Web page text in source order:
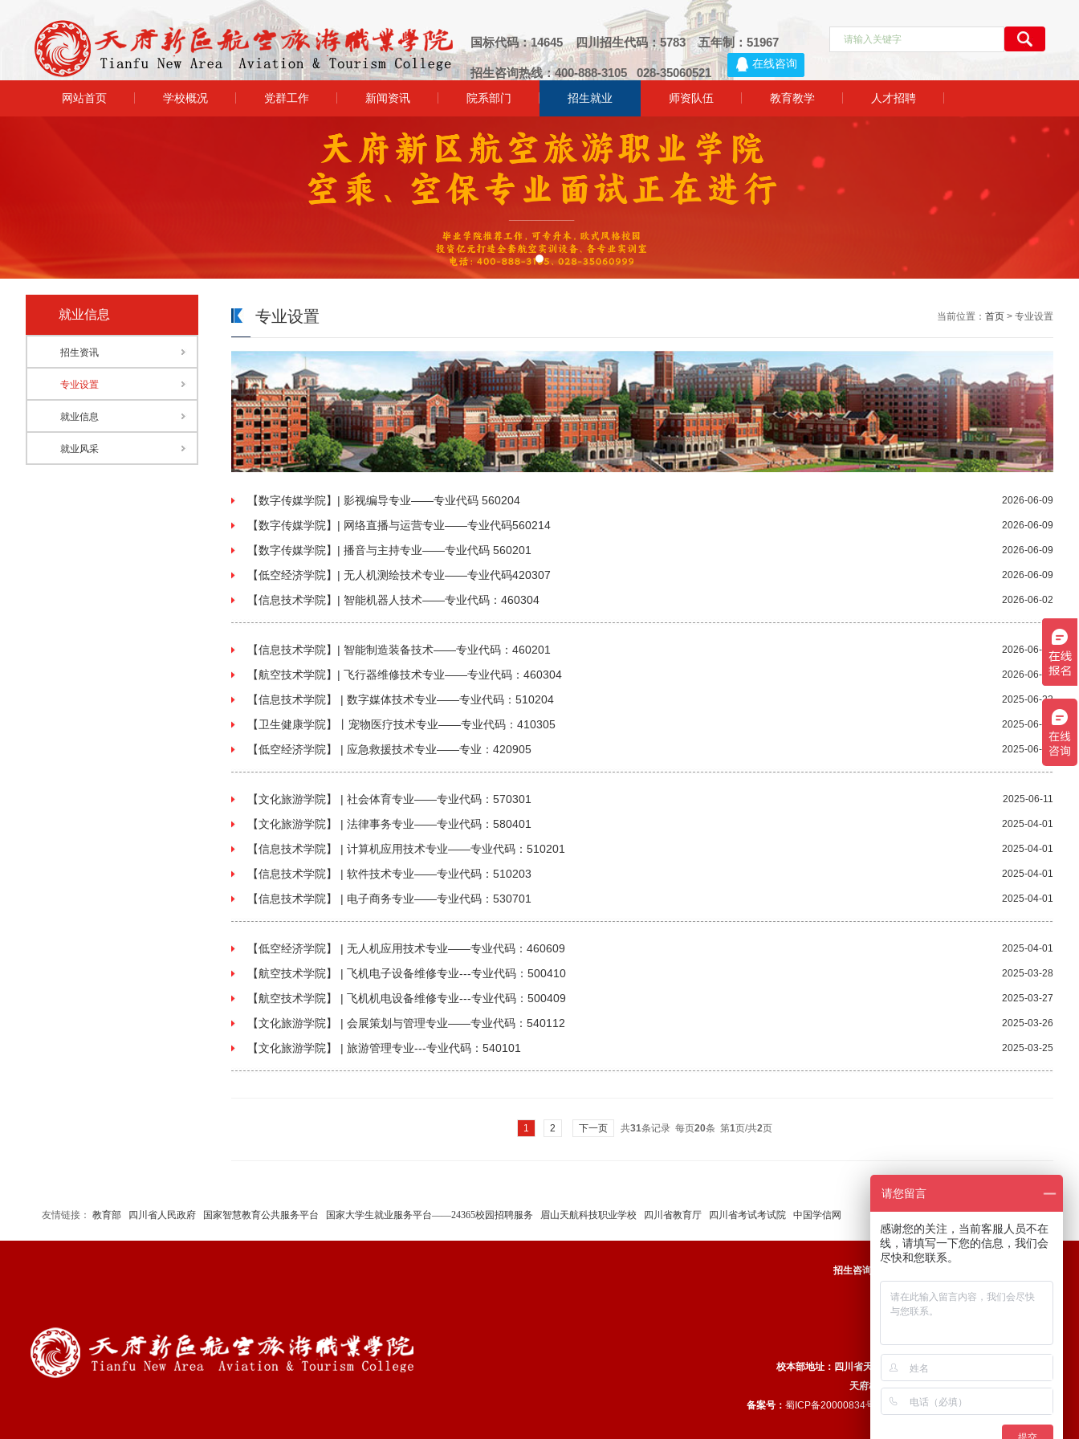
国标代码：14645 四川招生代码：5783 五年制：51967
招生咨询热线：400-888-3105 028-35060521
网站首页 学校概况 党群工作 新闻资讯 院系部门 招生就业 师资队伍 教育教学 人才招聘
就业信息
招生资讯
专业设置
就业信息
就业风采
专业设置 当前位置： 首页 > 专业设置
【数字传媒学院】| 影视编导专业——专业代码 560204 2026-06-09
【数字传媒学院】| 网络直播与运营专业——专业代码560214 2026-06-09
【数字传媒学院】| 播音与主持专业——专业代码 560201 2026-06-09
【低空经济学院】| 无人机测绘技术专业——专业代码420307 2026-06-09
【信息技术学院】| 智能机器人技术——专业代码：460304 2026-06-02
【信息技术学院】| 智能制造装备技术——专业代码：460201 2026-06-02
【航空技术学院】| 飞行器维修技术专业——专业代码：460304 2026-06-02
【信息技术学院】 | 数字媒体技术专业——专业代码：510204 2025-06-22
【卫生健康学院】丨宠物医疗技术专业——专业代码：410305 2025-06-18
【低空经济学院】 | 应急救援技术专业——专业：420905 2025-06-13
【文化旅游学院】 | 社会体育专业——专业代码：570301 2025-06-11
【文化旅游学院】 | 法律事务专业——专业代码：580401 2025-04-01
【信息技术学院】 | 计算机应用技术专业——专业代码：510201 2025-04-01
【信息技术学院】 | 软件技术专业——专业代码：510203 2025-04-01
【信息技术学院】 | 电子商务专业——专业代码：530701 2025-04-01
【低空经济学院】 | 无人机应用技术专业——专业代码：460609 2025-04-01
【航空技术学院】 | 飞机电子设备维修专业---专业代码：500410 2025-03-28
【航空技术学院】 | 飞机机电设备维修专业---专业代码：500409 2025-03-27
【文化旅游学院】 | 会展策划与管理专业——专业代码：540112 2025-03-26
【文化旅游学院】 | 旅游管理专业---专业代码：540101 2025-03-25
1 2 下一页 共31条记录 每页20条 第1页/共2页
友情链接： 教育部 四川省人民政府 国家智慧教育公共服务平台 国家大学生就业服务平台——24365校园招聘服务 眉山天航科技职业学校 四川省教育厅 四川省考试考试院 中国学信网
招生咨询电话：
咨询QQ：4008881505
就业咨询电话：028-35060526
投诉举报电话：028－35060557
校本部地址：四川省天府新区剑南大道南延线航空大道中段168号
天府校区地址：四川省眉山市天府仁寿大道66号
备案号： 蜀ICP备20000834号 版权：四川天府新区航空旅游职业学院
请您留言
感谢您的关注，当前客服人员不在
线，请填写一下您的信息，我们会
尽快和您联系。